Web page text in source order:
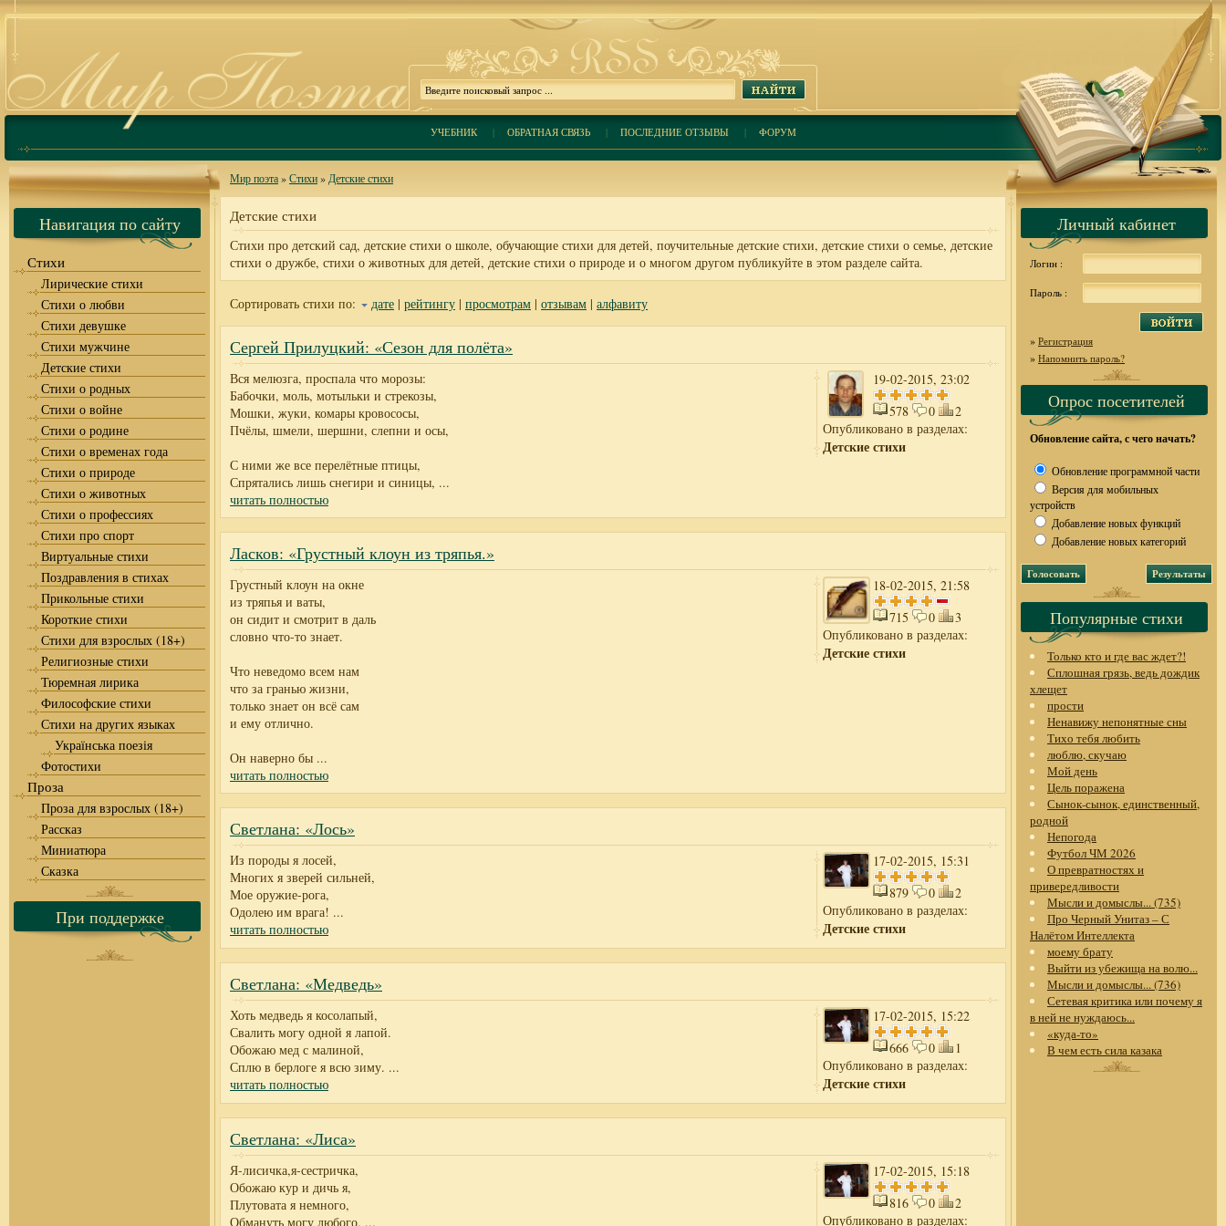
УЧЕБНИК| ОБРАТНАЯ СВЯЗЬ| ПОСЛЕДНИЕ ОТЗЫВЫ | ФОРУМ
Навигация по сайту
Стихи
Лирические стихи
Стихи о любви
Стихи девушке
Стихи мужчине
Детские стихи
Стихи о родных
Стихи о войне
Стихи о родине
Стихи о временах года
Стихи о природе
Стихи о животных
Стихи о профессиях
Стихи про спорт
Виртуальные стихи
Поздравления в стихах
Прикольные стихи
Короткие стихи
Стихи для взрослых (18+)
Религиозные стихи
Тюремная лирика
Философские стихи
Стихи на других языках
Українська поезія
Фотостихи
Проза
Проза для взрослых (18+)
Рассказ
Миниатюра
Сказка
При поддержке
Мир поэта»Стихи» Детские стихи
Детские стихи
Стихи про детский сад, детские стихи о школе, обучающие стихи для детей, поучительные детские стихи, детские стихи о семье, детские
стихи о дружбе, стихи о животных для детей, детские стихи о природе и о многом другом публикуйте в этом разделе сайта.
Сортировать стихи по: дате | рейтингу | просмотрам | отзывам | алфавиту
Сергей Прилуцкий: «Сезон для полёта»
19-02-2015, 23:02
578
0
2
Опубликовано в разделах:
Детские стихи
Вся мелюзга, проспала что морозы:
Бабочки, моль, мотыльки и стрекозы,
Мошки, жуки, комары кровососы,
Пчёлы, шмели, шершни, слепни и осы,
С ними же все перелётные птицы,
Спрятались лишь снегири и синицы, ...
читать полностью
Ласков: «Грустный клоун из тряпья.»
18-02-2015, 21:58
715
0
3
Опубликовано в разделах:
Детские стихи
Грустный клоун на окне
из тряпья и ваты,
он сидит и смотрит в даль
словно что-то знает.
Что неведомо всем нам
что за гранью жизни,
только знает он всё сам
и ему отлично.
Он наверно бы ...
читать полностью
Светлана: «Лось»
17-02-2015, 15:31
879
0
2
Опубликовано в разделах:
Детские стихи
Из породы я лосей,
Многих я зверей сильней,
Мое оружие-рога,
Одолею им врага! ...
читать полностью
Светлана: «Медведь»
17-02-2015, 15:22
666
0
1
Опубликовано в разделах:
Детские стихи
Хоть медведь я косолапый,
Свалить могу одной я лапой.
Обожаю мед с малиной,
Сплю в берлоге я всю зиму. ...
читать полностью
Светлана: «Лиса»
17-02-2015, 15:18
816
0
2
Опубликовано в разделах:
Я-лисичка,я-сестричка,
Обожаю кур и дичь я,
Плутовата я немного,
Обмануть могу любого. ...
Личный кабинет
Логин :
Пароль :
» Регистрация
» Напомнить пароль?
Опрос посетителей
Обновление сайта, с чего начать?
Обновление программной части
Версия для мобильных
устройств
Добавление новых функций
Добавление новых категорий
Популярные стихи
Только кто и где вас ждет?!
Сплошная грязь, ведь дождик
хлещет
прости
Ненавижу непонятные сны
Тихо тебя любить
люблю, скучаю
Мой день
Цель поражена
Сынок-сынок, единственный,
родной
Непогода
Футбол ЧМ 2026
О превратностях и
привередливости
Мысли и домыслы... (735)
Про Черный Унитаз – С
Налётом Интеллекта
моему брату
Выйти из убежища на волю...
Мысли и домыслы... (736)
Сетевая критика или почему я
в ней не нуждаюсь...
«куда-то»
В чем есть сила казака